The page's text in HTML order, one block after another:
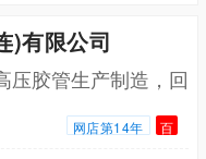
)有限公司
压胶管生产制造，回
网店第14年 百